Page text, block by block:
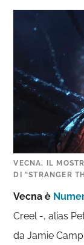
VECNA, IL
DI “STRANGER
Vecna è
Creel -, alias
da Jamie